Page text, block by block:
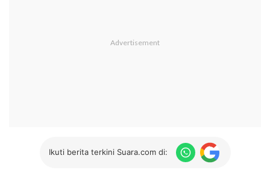
Ikuti berita terkini Suara.com di: